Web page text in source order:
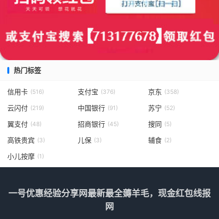
热门标签
信用卡 (516) 支付宝 (376) 京东 (358)
云闪付 (219) 中国银行 (91) 苏宁 (52)
翼支付 (48) 招商银行 (45) 搜同 (5)
高铁贵宾 (3) 儿保 (3) 辅食 (2)
小儿按摩 (1)
一号优惠经验分享网最新最全薅羊毛，现金红包线报
网